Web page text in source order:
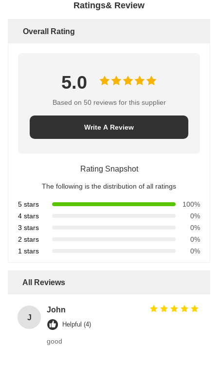
Ratings& Review
Overall Rating
5.0
Based on 50 reviews for this supplier
Write A Review
Rating Snapshot
The following is the distribution of all ratings
5 stars
100%
4 stars
0%
3 stars
0%
2 stars
0%
1 stars
0%
All Reviews
J
John
Helpful (4)
good